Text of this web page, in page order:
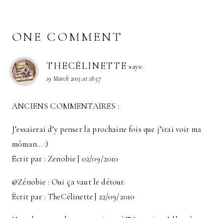
ONE COMMENT
THECÉLINETTE says:
19 March 2013 at 18:57
ANCIENS COMMENTAIRES :
J’essaierai d’y penser la prochaine fois que j’irai voir ma
môman… :)
Écrit par : Zenobie | 02/09/2010
@Zénobie : Oui ça vaut le détour.
Écrit par : TheCélinette | 22/09/2010